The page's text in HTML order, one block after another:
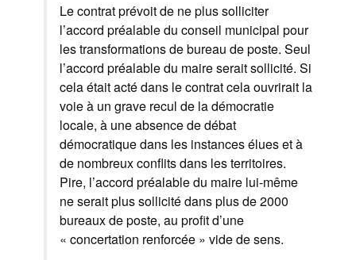
Le contrat prévoit de ne plus solliciter
l’accord préalable du conseil municipal pour
les transformations de bureau de poste. Seul
l’accord préalable du maire serait sollicité. Si
cela était acté dans le contrat cela ouvrirait la
voie à un grave recul de la démocratie
locale, à une absence de débat
démocratique dans les instances élues et à
de nombreux conflits dans les territoires.
Pire, l’accord préalable du maire lui-même
ne serait plus sollicité dans plus de 2000
bureaux de poste, au profit d’une
« concertation renforcée » vide de sens.